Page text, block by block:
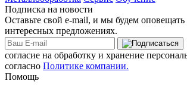
Подписка на новости
Оставьте свой e-mail, и мы будем
интересных предложениях.
согласие на обработку и хранение
согласно Политике компании.
Помощь